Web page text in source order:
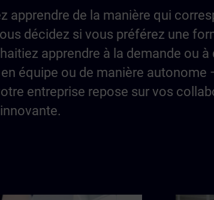
apprendre de la manière qui
décidez si vous préférez une
apprendre à la demande ou à
équipe ou de manière autonome
entreprise repose sur vos